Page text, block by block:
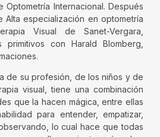
Internacional. Después
Alta especialización en optometría
Visual de Sanet-Vergara,
con Harald Blomberg,
de su profesión, de los niños y de
visual, tiene una combinación
que la hacen mágica, entre ellas
para entender, empatizar,
lo cual hace que todas